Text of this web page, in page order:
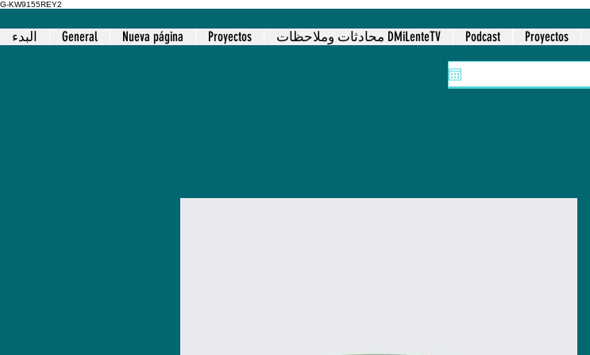
G-KW9155REY2
البدء General Nueva página Proyectos محادثات وملاحظات DMiLenteTV Podcast Proyectos